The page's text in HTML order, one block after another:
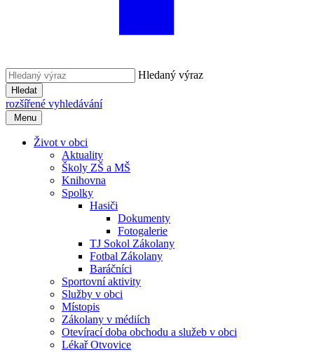
Hledaný výraz
Hledat
rozšířené vyhledávání
Menu
Život v obci
Aktuality
Školy ZŠ a MŠ
Knihovna
Spolky
Hasiči
Dokumenty
Fotogalerie
TJ Sokol Zákolany
Fotbal Zákolany
Baráčníci
Sportovní aktivity
Služby v obci
Místopis
Zákolany v médiích
Otevírací doba obchodu a služeb v obci
Lékař Otvovice